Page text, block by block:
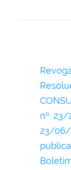
nº 23/
23/06/